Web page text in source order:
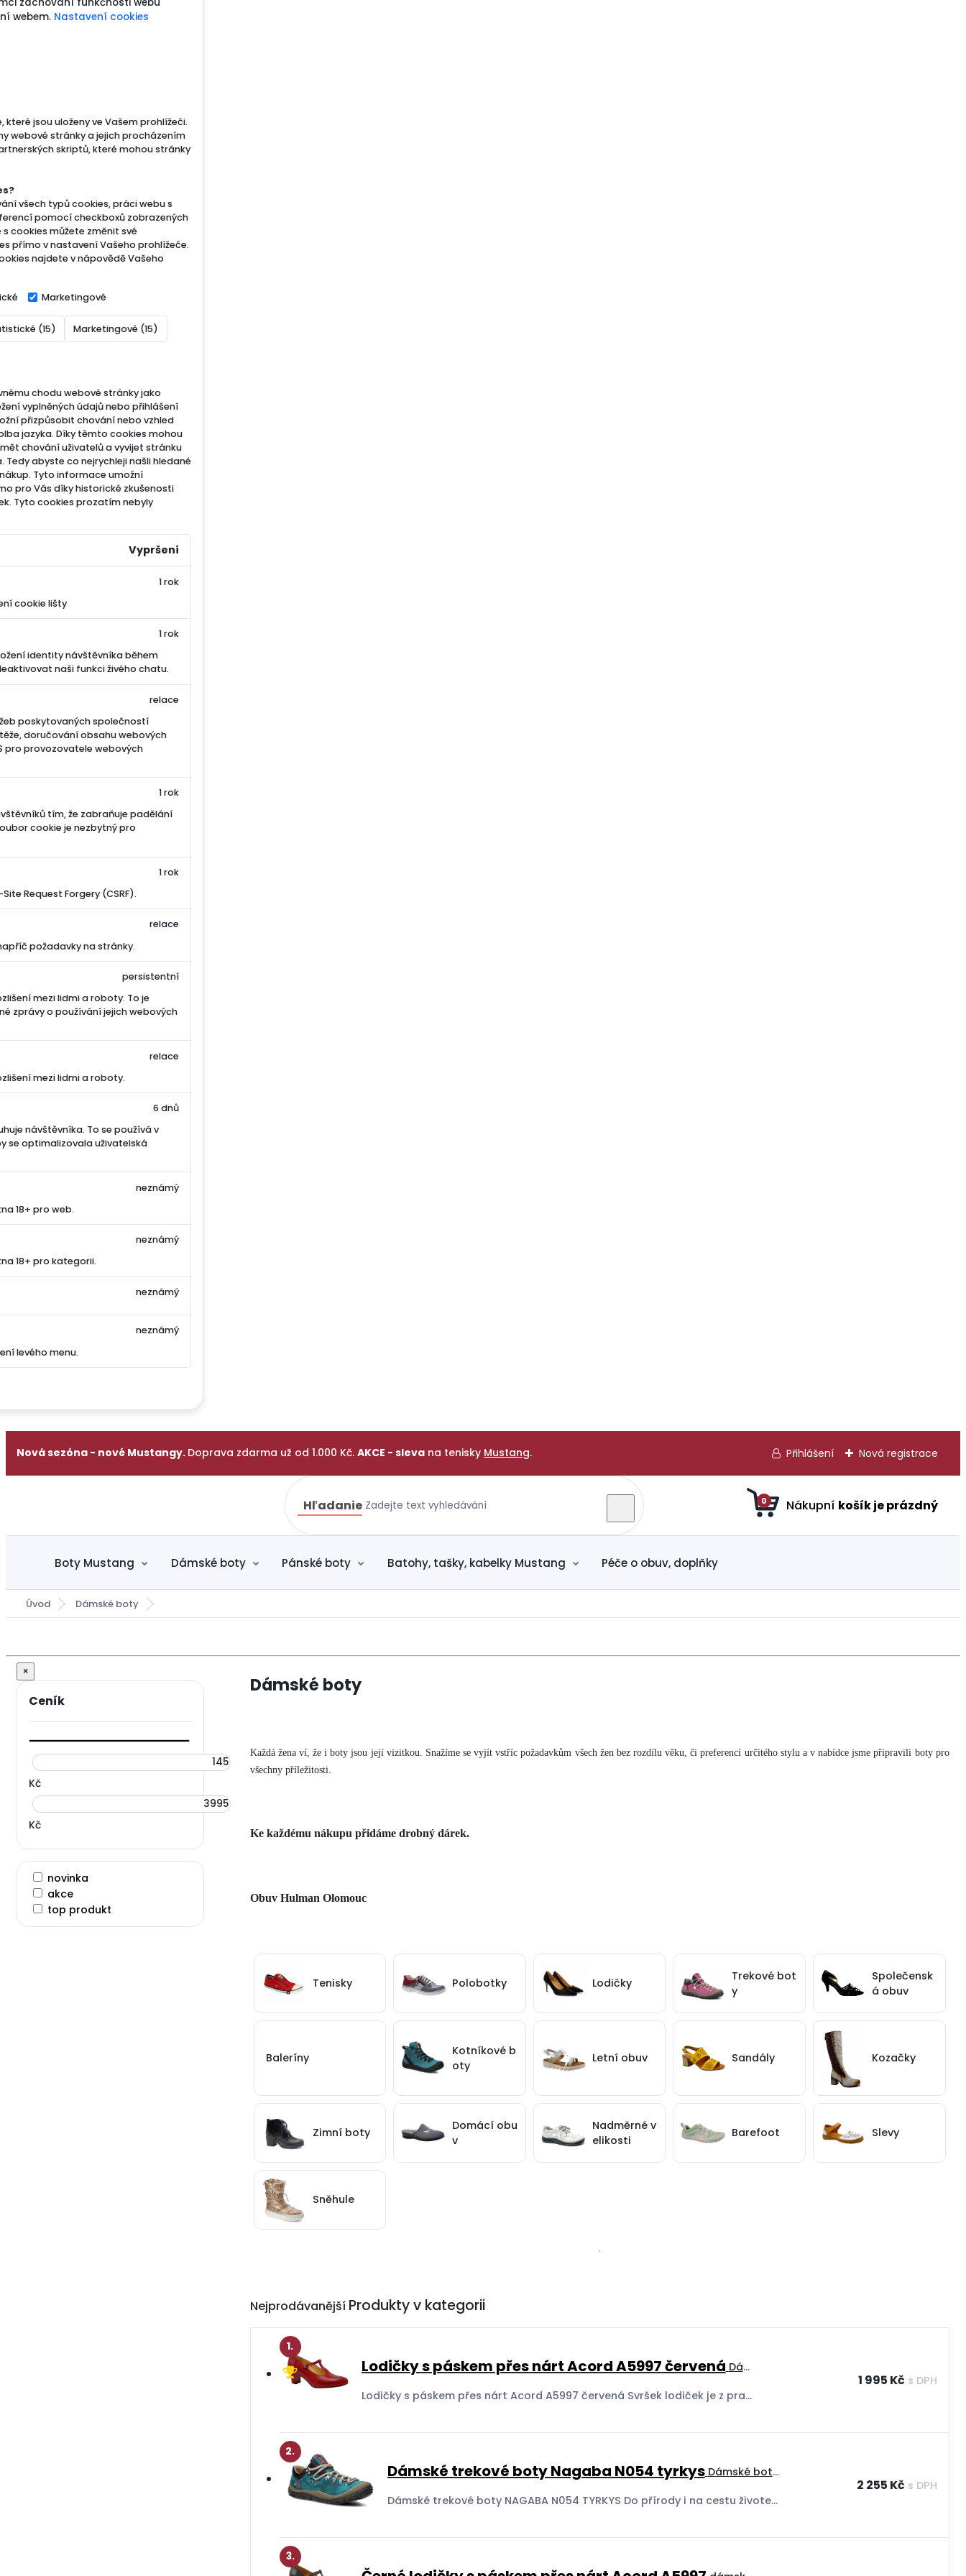
webem. Nastavení cookies
jsou uloženy ve Vašem prohlížeči.
webové stránky a jejich procházením
skriptů, které mohou stránky
všech typů cookies, práci webu s
pomocí checkboxů zobrazených
cookies můžete změnit své
přímo v nastavení Vašeho prohlížeče.
najdete v nápovědě Vašeho
Marketingové
(15) Marketingové (15)
chodu webové stránky jako
vyplněných údajů nebo přihlášení
přizpůsobit chování nebo vzhled
jazyka. Díky těmto cookies mohou
chování uživatelů a vyvijet stránku
abyste co nejrychleji našli hledané
Tyto informace umožní
pro Vás díky historické zkušenosti
Tyto cookies prozatím nebyly
Vypršení
cookie lišty
1 rok
identity návštěvníka během
naši funkci živého chatu.
1 rok
poskytovaných společností
doručování obsahu webových
pro provozovatele webových
relace
tím, že zabraňuje padělání
cookie je nezbytný pro
1 rok
Request Forgery (CSRF).
1 rok
požadavky na stránky.
relace
mezi lidmi a roboty. To je
zprávy o používání jejich webových
persistentní
mezi lidmi a roboty.
relace
návštěvníka. To se používá v
se optimalizovala uživatelská
6 dnů
18+ pro web.
neznámý
18+ pro kategorii.
neznámý
neznámý
levého menu.
neznámý
Nová sezóna - nové Mustangy. Doprava zdarma už od 1.000 Kč.AKCE - sleva na tenisky Mustang. Přihlášení Nová registrace
Hľadanie 0
Boty Mustang Dámské boty Pánské boty Batohy, tašky, kabelky Mustang Péče o obuv, doplňky
Úvod Dámské boty
Dámské boty
Každá žena ví, že i boty jsou její vizitkou. Snažíme se vyjít vstříc požadavkům všech žen bez rozdílu věku, či preferencí určitého stylu a v nabídce jsme připravili boty pro
všechny příležitosti.
Ke každému nákupu přidáme drobný dárek.
Obuv Hulman Olomouc
Tenisky Polobotky Lodičky
Trekové bot
y
Společensk
á obuv
Baleríny
Kotníkové b
oty
Letní obuv Sandály Kozačky
Zimní boty
Domácí obu
v
Nadměrné v
elikosti
Barefoot Slevy
Sněhule
Nejprodávanější
1.
Lodičky s páskem přes nárt Acord A5997 červená Dámské společenské boty, červené lodičky
Lodičky s páskem přes nárt Acord A5997 červená Svršek lodiček je z pravé lícové kůže. Podšívky i stélky jsou také kožené, stélky jsou podlepeny gelem z paměťové pěny. Červené lodičky s páskem mají stabilní podpatek s výškou 5 cm. Každá kůže...
1 995 Kč s DPH
2.
Dámské trekové boty Nagaba N054 tyrkys Dámské boty do přírody i do města
Dámské trekové boty NAGABA N054 TYRKYS Do přírody i na cestu životem. Obujte se do kvality, která vás nezklame – Nagaba N054 jsou trekové boty s duší dobrodruha a srdcem řemeslné poctivosti. Svěží tyrkysová barva zaujme na první pohled, ale skutečná...
2 255 Kč s DPH
3.
×
Kč
Kč
novinka
akce
top produkt